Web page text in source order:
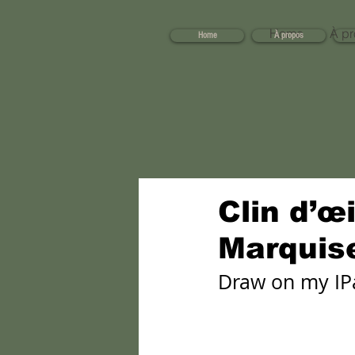
Home À propos
Home À
Clin
Draw on my